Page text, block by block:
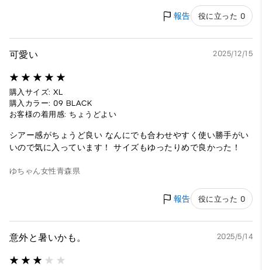
報告 役に立った 0
可愛い 2025/12/15
購入サイズ: XL
購入カラー: 09 BLACK
お客様の着用感: ちょうどよい
シアー感がちょうど良い なんにでも合わせやすく使い勝手がい
いので気に入っています！ サイズもゆったりめで良かった！
ゆちゃん女性青森県
報告 役に立った 0
意外と暑いかも。 2025/5/14